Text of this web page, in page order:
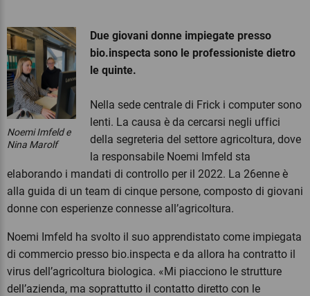
Noemi Imfeld e
Nina Marolf
Due giovani donne impiegate presso
bio.inspecta sono le professioniste dietro
le quinte.
Nella sede centrale di Frick i computer sono
lenti. La causa è da cercarsi negli uffici
della segreteria del settore agricoltura, dove
la responsabile Noemi Imfeld sta
elaborando i mandati di controllo per il 2022. La 26enne è
alla guida di un team di cinque persone, composto di giovani
donne con esperienze connesse all’agricoltura.
Noemi Imfeld ha svolto il suo apprendistato come impiegata
di commercio presso bio.inspecta e da allora ha contratto il
virus dell’agricoltura biologica. «Mi piacciono le strutture
dell’azienda, ma soprattutto il contatto diretto con le